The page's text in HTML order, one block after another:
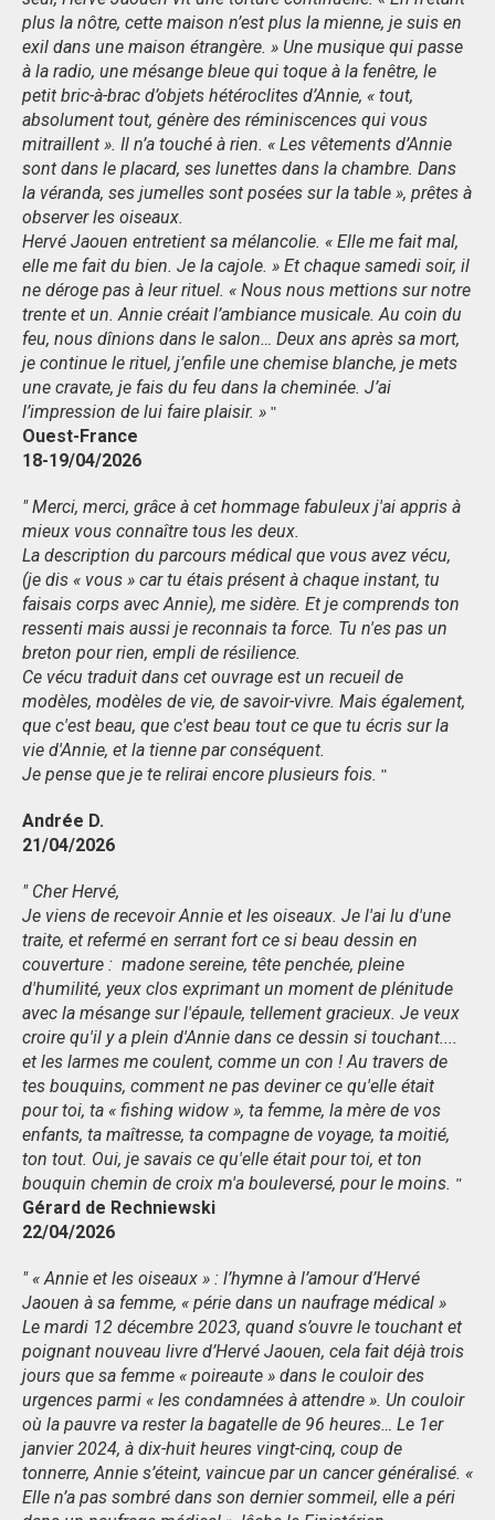
plus la nôtre, cette maison n’est plus la mienne, je suis en
exil dans une maison étrangère. » Une musique qui passe
à la radio, une mésange bleue qui toque à la fenêtre, le
petit bric-à-brac d’objets hétéroclites d’Annie, « tout,
absolument tout, génère des réminiscences qui vous
mitraillent ». Il n’a touché à rien. « Les vêtements d’Annie
sont dans le placard, ses lunettes dans la chambre. Dans
la véranda, ses jumelles sont posées sur la table », prêtes à
observer les oiseaux.
Hervé Jaouen entretient sa mélancolie. « Elle me fait mal,
elle me fait du bien. Je la cajole. » Et chaque samedi soir, il
ne déroge pas à leur rituel. « Nous nous mettions sur notre
trente et un. Annie créait l’ambiance musicale. Au coin du
feu, nous dînions dans le salon… Deux ans après sa mort,
je continue le rituel, j’enfile une chemise blanche, je mets
une cravate, je fais du feu dans la cheminée. J’ai
l’impression de lui faire plaisir. » "
Ouest-France
18-19/04/2026
" Merci, merci, grâce à cet hommage fabuleux j'ai appris à
mieux vous connaître tous les deux.
La description du parcours médical que vous avez vécu,
(je dis « vous » car tu étais présent à chaque instant, tu
faisais corps avec Annie), me sidère. Et je comprends ton
ressenti mais aussi je reconnais ta force. Tu n'es pas un
breton pour rien, empli de résilience.
Ce vécu traduit dans cet ouvrage est un recueil de
modèles, modèles de vie, de savoir-vivre. Mais également,
que c'est beau, que c'est beau tout ce que tu écris sur la
vie d'Annie, et la tienne par conséquent.
Je pense que je te relirai encore plusieurs fois. "
Andrée D.
21/04/2026
" Cher Hervé,
Je viens de recevoir Annie et les oiseaux. Je l'ai lu d'une
traite, et refermé en serrant fort ce si beau dessin en
couverture : madone sereine, tête penchée, pleine
d'humilité, yeux clos exprimant un moment de plénitude
avec la mésange sur l'épaule, tellement gracieux. Je veux
croire qu'il y a plein d'Annie dans ce dessin si touchant....
et les larmes me coulent, comme un con ! Au travers de
tes bouquins, comment ne pas deviner ce qu'elle était
pour toi, ta « fishing widow », ta femme, la mère de vos
enfants, ta maîtresse, ta compagne de voyage, ta moitié,
ton tout. Oui, je savais ce qu'elle était pour toi, et ton
bouquin chemin de croix m'a bouleversé, pour le moins. "
Gérard de Rechniewski
22/04/2026
" « Annie et les oiseaux » : l’hymne à l’amour d’Hervé
Jaouen à sa femme, « périe dans un naufrage médical »
Le mardi 12 décembre 2023, quand s’ouvre le touchant et
poignant nouveau livre d’Hervé Jaouen, cela fait déjà trois
jours que sa femme « poireaute » dans le couloir des
urgences parmi « les condamnées à attendre ». Un couloir
où la pauvre va rester la bagatelle de 96 heures… Le 1er
janvier 2024, à dix-huit heures vingt-cinq, coup de
tonnerre, Annie s’éteint, vaincue par un cancer généralisé. «
Elle n’a pas sombré dans son dernier sommeil, elle a péri